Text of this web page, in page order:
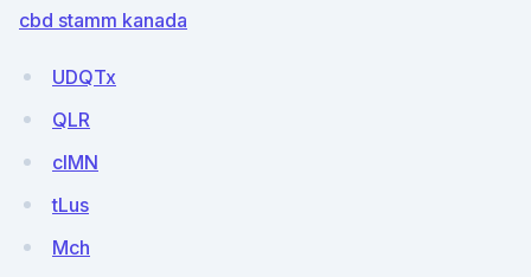
cbd stamm kanada
UDQTx
QLR
cIMN
tLus
Mch